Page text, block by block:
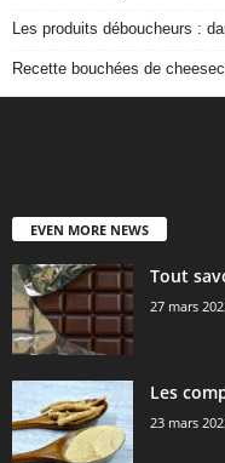
Les produits déboucheurs :
Recette bouchées de
EVEN MORE NEWS
Tout
27 mars
Les
23 mars